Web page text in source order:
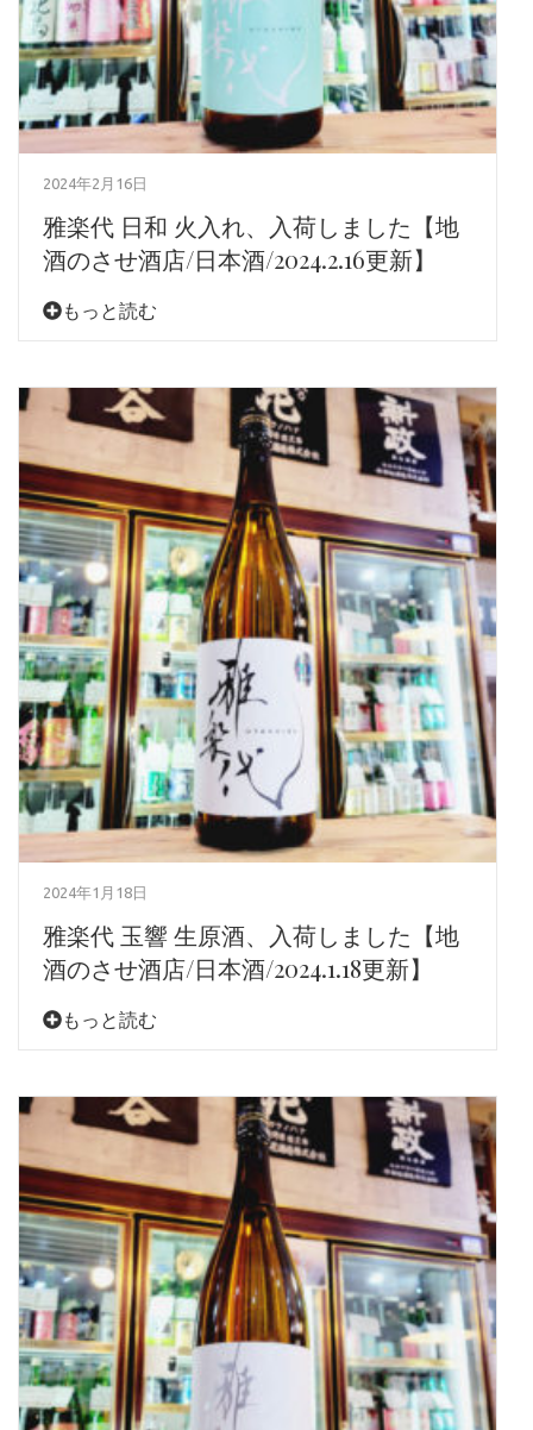
2024年2月16日
雅楽代 日和 火入れ、入荷しました【地
酒のさせ酒店/日本酒/2024.2.16更新】
もっと読む
2024年1月18日
雅楽代 玉響 生原酒、入荷しました【地
酒のさせ酒店/日本酒/2024.1.18更新】
もっと読む